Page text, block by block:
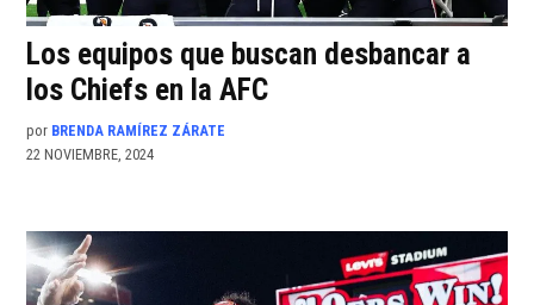
Los equipos que buscan desbancar a
los Chiefs en la AFC
por BRENDA RAMÍREZ ZÁRATE
22 NOVIEMBRE, 2024